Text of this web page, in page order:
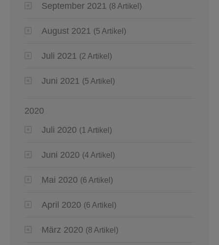
September 2021 (8 Artikel)
August 2021 (5 Artikel)
Juli 2021 (2 Artikel)
Juni 2021 (5 Artikel)
2020
Juli 2020 (1 Artikel)
Juni 2020 (4 Artikel)
Mai 2020 (6 Artikel)
April 2020 (6 Artikel)
März 2020 (8 Artikel)